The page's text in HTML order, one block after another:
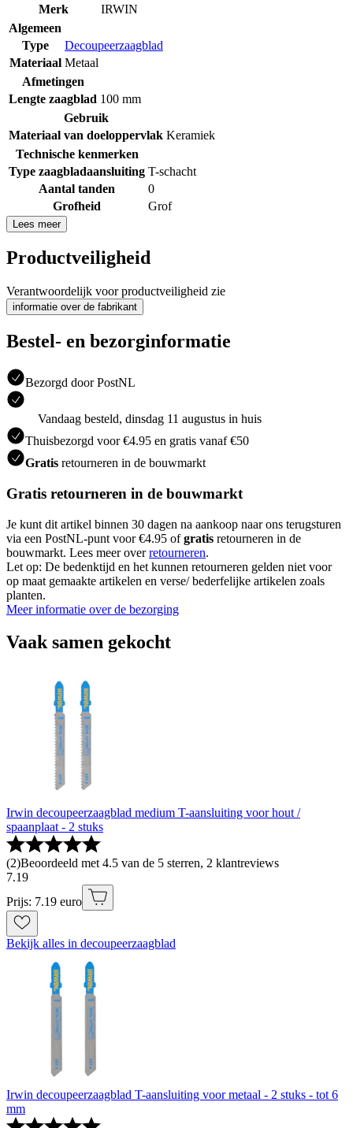
Merk
IRWIN
Algemeen
Type
Decoupeerzaagblad
Materiaal Metaal
Afmetingen
Lengte zaagblad 100 mm
Gebruik
Materiaal van doeloppervlak Keramiek
Technische kenmerken
Type zaagbladaansluiting T-schacht
Aantal tanden
0
Grofheid
Grof
Lees meer
Productveiligheid
Verantwoordelijk voor productveiligheid zie
informatie over de fabrikant
Bestel- en bezorginformatie
Bezorgd door PostNL
Vandaag besteld, dinsdag 11 augustus in huis
Thuisbezorgd voor €4.95 en gratis vanaf €50
Gratis retourneren in de bouwmarkt
Gratis retourneren in de bouwmarkt
Je kunt dit artikel binnen 30 dagen na aankoop naar ons terugsturen
via een PostNL-punt voor €4.95 ofgratis retourneren in de
bouwmarkt. Lees meer overretourneren.
Let op: De bedenktijd en het kunnen retourneren gelden niet voor
op maat gemaakte artikelen en verse/ bederfelijke artikelen zoals
planten.
Meer informatie over de bezorging
Vaak samen gekocht
Irwin decoupeerzaagblad medium T-aansluiting voor hout /
spaanplaat - 2 stuks
(2)Beoordeeld met 4.5 van de 5 sterren, 2 klantreviews
7.19
Prijs: 7.19 euro
Bekijk alles in decoupeerzaagblad
Irwin decoupeerzaagblad T-aansluiting voor metaal - 2 stuks - tot 6
mm